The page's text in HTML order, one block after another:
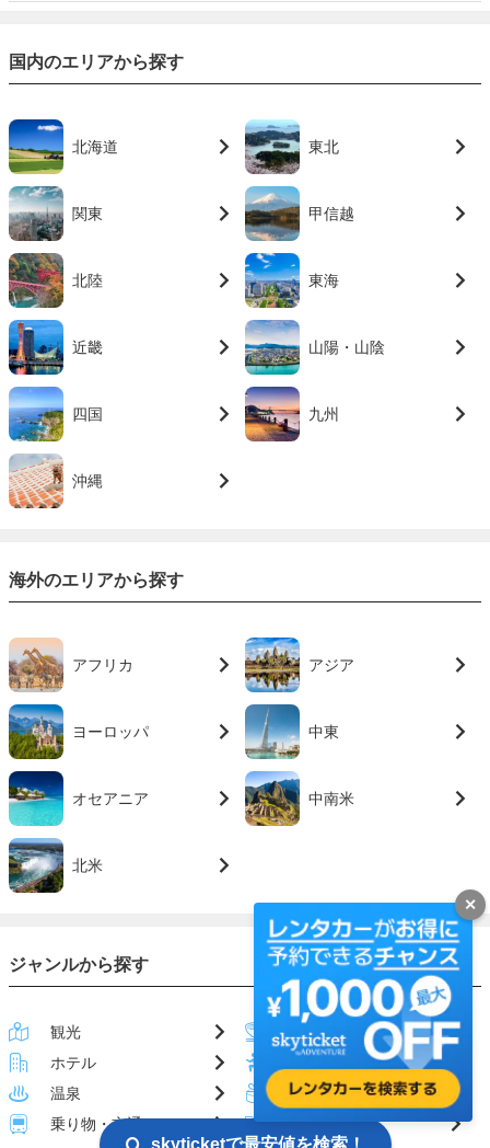
skyticketで最安値を検索！
国内のエリアから探す
北海道 東北
関東 甲信越
北陸 東海
近畿 山陽・山陰
四国 九州
沖縄
海外のエリアから探す
アフリカ アジア
ヨーロッパ 中東
オセアニア 中南米
北米
ジャンルから探す
観光
グルメ
ホテル
アクティビティ
温泉
お土産
乗り物・交通
ハウツー
✕